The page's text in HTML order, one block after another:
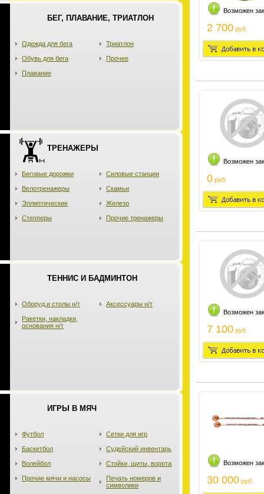
БЕГ, ПЛАВАНИЕ, ТРИАТЛОН
Одежда для бега
Обувь для бега
Плавание
Триатлон
Прочее
ТРЕНАЖЕРЫ
Беговые дорожки
Велотренажеры
Эллиптические
Степперы
Силовые станции
Скамьи
Железо
Прочие тренажеры
ТЕННИС И БАДМИНТОН
Оборуд.и столы н/т
Ракетки, накладки,
основания н/т
Аксессуары н/т
ИГРЫ В МЯЧ
Футбол
Баскетбол
Волейбол
Прочие мячи и насосы
Сетки для игр
Судейский инвентарь
Стойки, щиты, ворота
Печать номеров и
символики
Возможен
2 700 руб.
Возможен
0 руб.
Возможен
7 100 руб.
Возможен
30 000 руб.